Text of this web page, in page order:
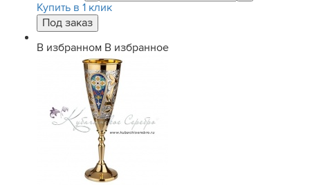
Купить в 1 клик
В избранном В избранное